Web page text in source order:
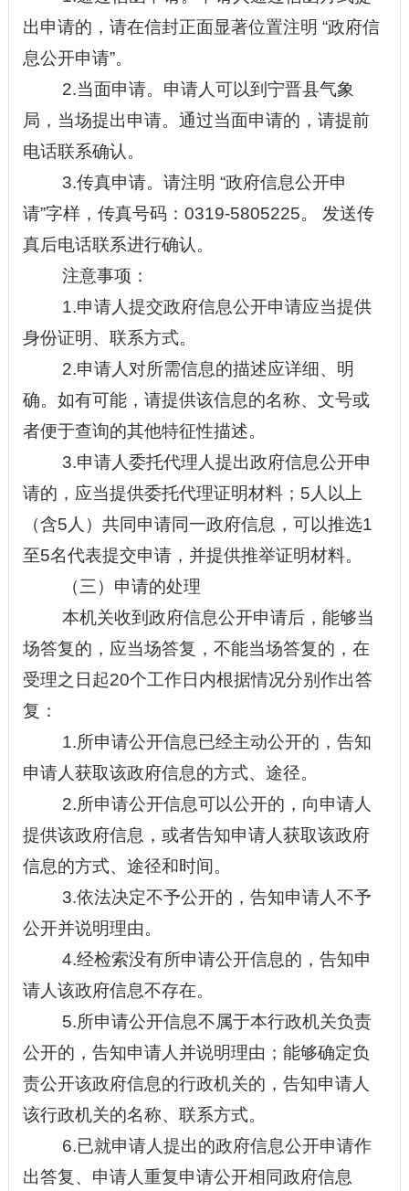
出申请的，请在信封正面显著位置注明 “政府信
息公开申请”。
2.当面申请。申请人可以到 宁晋县气象
局 ，当场提出申请。通过当面申请的，请提前
电话联系确认。
3.传真申请。请注明 “政府信息公开申
请”字样，传真号码： 0319-5805225。
发送传
真后电话联系进行确认。
注意事项：
1.申请人提交政府信息公开申请应当提供
身份证明、联系方式。
2.申请人对所需信息的描述应详细、明
确。如有可能，请提供该信息的名称、文号或
者便于查询的其他特征性描述。
3.申请人委托代理人提出政府信息公开申
请的，应当提供委托代理证明材料；5人以上
（含5人）共同申请同一政府信息，可以推选1
至5名代表提交申请，并提供推举证明材料。
（三）申请的处理
本机关收到政府信息公开申请后，能够当
场答复的，应当场答复，不能当场答复的，在
受理之日起20个工作日内根据情况分别作出答
复：
1.所申请公开信息已经主动公开的，告知
申请人获取该政府信息的方式、途径。
2.所申请公开信息可以公开的，向申请人
提供该政府信息，或者告知申请人获取该政府
信息的方式、途径和时间。
3.依法决定不予公开的，告知申请人不予
公开并说明理由。
4.经检索没有所申请公开信息的，告知申
请人该政府信息不存在。
5.所申请公开信息不属于本行政机关负责
公开的，告知申请人并说明理由；能够确定负
责公开该政府信息的行政机关的，告知申请人
该行政机关的名称、联系方式。
6.已就申请人提出的政府信息公开申请作
出答复、申请人重复申请公开相同政府信息